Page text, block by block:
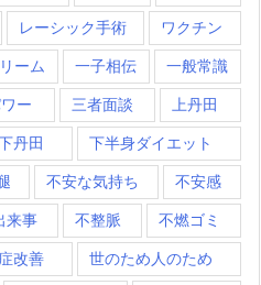
レーシック手術 ワクチン
ーム 一子相伝 一般常識
ー 三者面談 上丹田
丹田 下半身ダイエット
不安な気持ち 不安感
来事 不整脈 不燃ゴミ
改善 世のため人のため